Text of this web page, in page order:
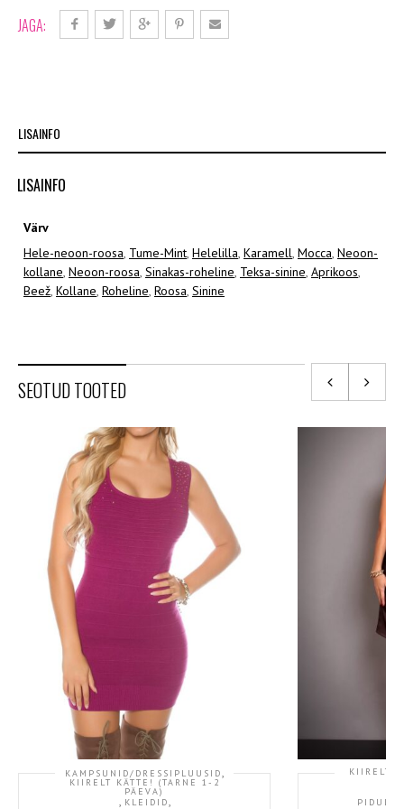
JAGA:
LISAINFO
LISAINFO
Värv
Hele-neoon-roosa, Tume-Mint, Helelilla, Karamell, Mocca, Neoon-
kollane, Neoon-roosa, Sinakas-roheline, Teksa-sinine, Aprikoos,
Beež, Kollane, Roheline, Roosa, Sinine
SEOTUD TOOTED
KAMPSUNID/DRESSIPLUUSID,
KIIRELT KÄTTE! (TARNE 1-2
PÄEVA)
, KLEIDID,
KIIRELT
PIDULIK